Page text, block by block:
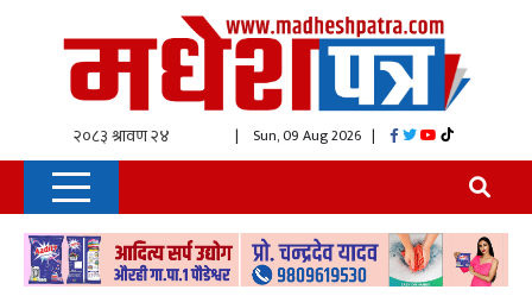
| Sun, 09 Aug 2026 |